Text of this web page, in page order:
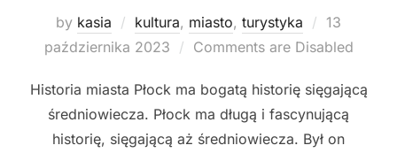
by kasia kultura, miasto, turystyka
Posted
on
13
października 2023
Comments are Disabled
Historia miasta Płock ma bogatą historię sięgającą
średniowiecza. Płock ma długą i fascynującą
historię, sięgającą aż średniowiecza. Był on